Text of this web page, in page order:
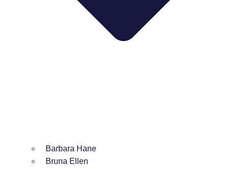
Barbara Hane
Bruna Ellen